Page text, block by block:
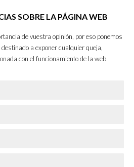
SOBRE LA PÁGINA WEB
de vuestra opinión, por eso ponemos
a exponer cualquier queja,
con el funcionamiento de la web